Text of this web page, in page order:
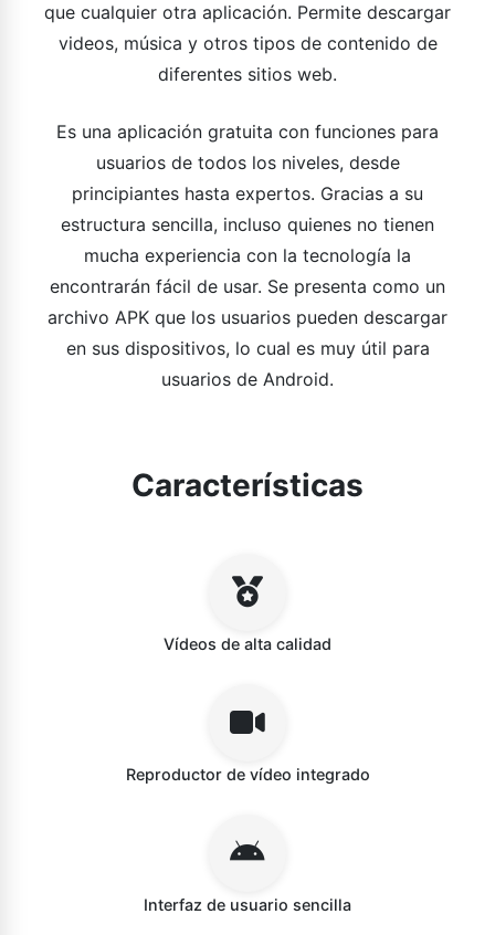
que cualquier otra aplicación. Permite descargar
videos, música y otros tipos de contenido de
diferentes sitios web.
Es una aplicación gratuita con funciones para
usuarios de todos los niveles, desde
principiantes hasta expertos. Gracias a su
estructura sencilla, incluso quienes no tienen
mucha experiencia con la tecnología la
encontrarán fácil de usar. Se presenta como un
archivo APK que los usuarios pueden descargar
en sus dispositivos, lo cual es muy útil para
usuarios de Android.
Características
Vídeos de alta calidad
Reproductor de vídeo integrado
Interfaz de usuario sencilla